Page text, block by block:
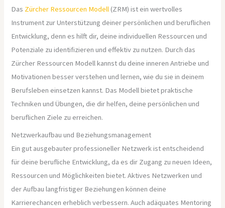
Das Zürcher Ressourcen Modell (ZRM) ist ein wertvolles
Instrument zur Unterstützung deiner persönlichen und beruflichen
Entwicklung, denn es hilft dir, deine individuellen Ressourcen und
Potenziale zu identifizieren und effektiv zu nutzen. Durch das
Zürcher Ressourcen Modell kannst du deine inneren Antriebe und
Motivationen besser verstehen und lernen, wie du sie in deinem
Berufsleben einsetzen kannst. Das Modell bietet praktische
Techniken und Übungen, die dir helfen, deine persönlichen und
beruflichen Ziele zu erreichen.
Netzwerkaufbau und Beziehungsmanagement
Ein gut ausgebauter professioneller Netzwerk ist entscheidend
für deine berufliche Entwicklung, da es dir Zugang zu neuen Ideen,
Ressourcen und Möglichkeiten bietet. Aktives Netzwerken und
der Aufbau langfristiger Beziehungen können deine
Karrierechancen erheblich verbessern. Auch adäquates Mentoring